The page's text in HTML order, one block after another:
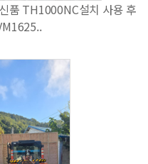
품 TH1000NC설치 사용 후